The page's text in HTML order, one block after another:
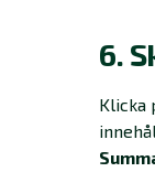
6.
Klicka